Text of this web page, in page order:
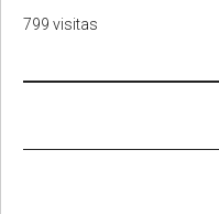
799 visitas